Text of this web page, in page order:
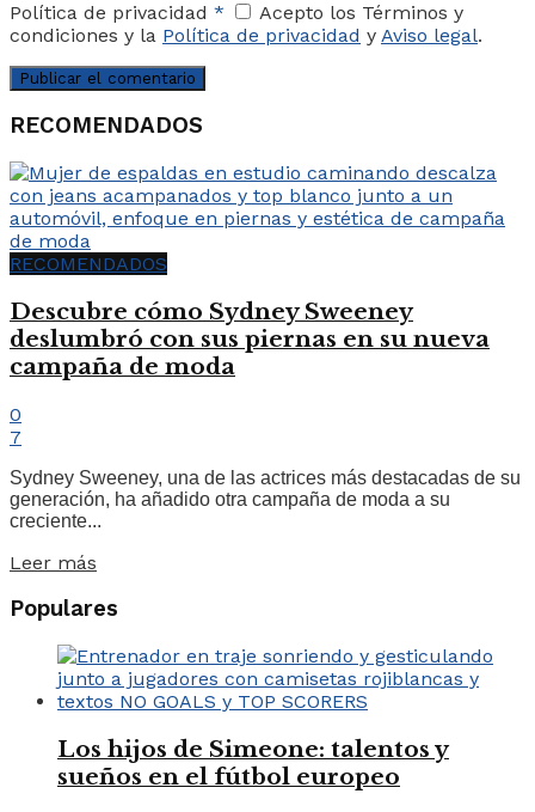
Política de privacidad *
Acepto los Términos y
condiciones y la Política de privacidad y Aviso legal.
RECOMENDADOS
RECOMENDADOS
Descubre cómo Sydney Sweeney
deslumbró con sus piernas en su nueva
campaña de moda
0
7
Sydney Sweeney, una de las actrices más destacadas de su
generación, ha añadido otra campaña de moda a su
creciente...
Leer más
Populares
Los hijos de Simeone: talentos y
sueños en el fútbol europeo